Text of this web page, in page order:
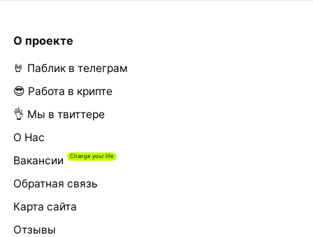
О проекте
🤘 Паблик в телеграм
😎 Работа в крипте
👌 Мы в твиттере
О Нас
Вакансии
Обратная связь
Карта сайта
Отзывы